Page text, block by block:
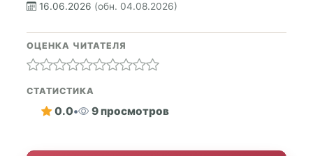
16.06.2026 (обн. 04.08.2026)
ОЦЕНКА ЧИТАТЕЛЯ
СТАТИСТИКА
0.0• 9 просмотров